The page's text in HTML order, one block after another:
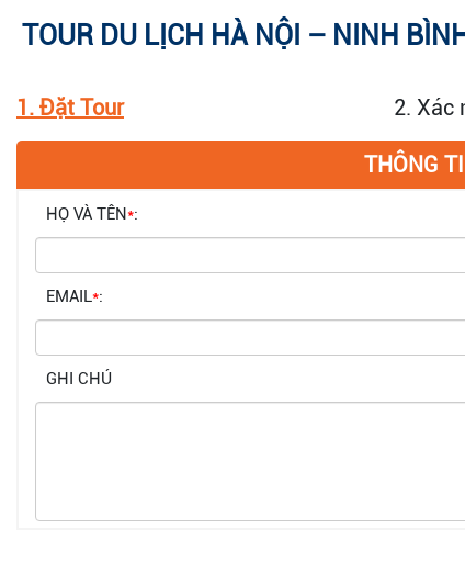
TOUR DU LỊCH HÀ NỘI – NINH
1. Đặt Tour 2. Xác
THÔNG
HỌ VÀ TÊN*:
EMAIL*:
GHI CHÚ